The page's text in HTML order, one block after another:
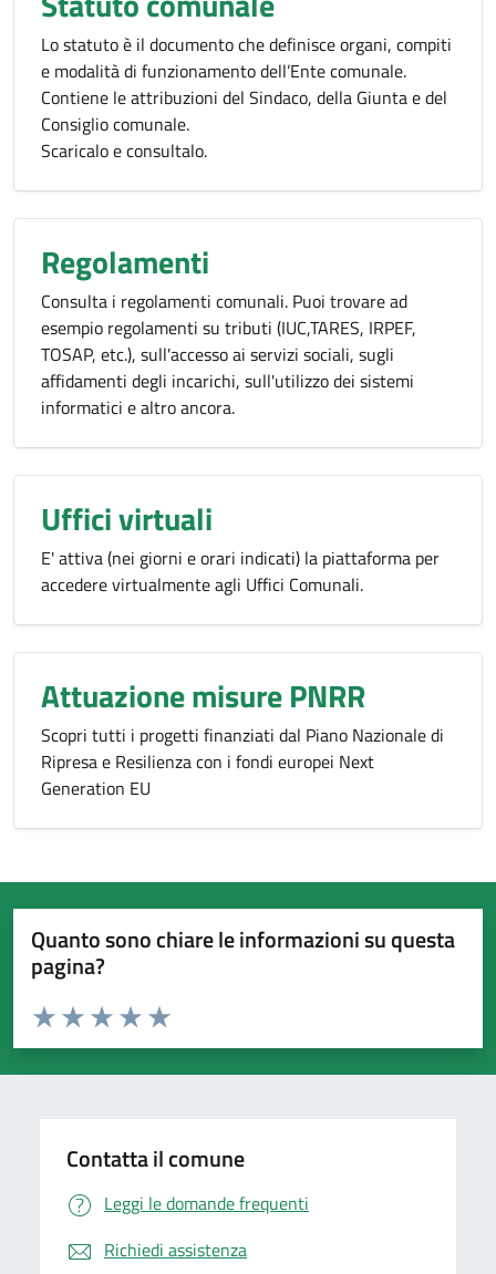
Lo statuto è il documento che definisce organi, compiti
e modalità di funzionamento dell’Ente comunale.
Contiene le attribuzioni del Sindaco, della Giunta e del
Consiglio comunale.
Scaricalo e consultalo.
Regolamenti
Consulta i regolamenti comunali. Puoi trovare ad
esempio regolamenti su tributi (IUC,TARES, IRPEF,
TOSAP, etc.), sull'accesso ai servizi sociali, sugli
affidamenti degli incarichi, sull'utilizzo dei sistemi
informatici e altro ancora.
Uffici virtuali
E' attiva (nei giorni e orari indicati) la piattaforma per
accedere virtualmente agli Uffici Comunali.
Attuazione misure PNRR
Scopri tutti i progetti finanziati dal Piano Nazionale di
Ripresa e Resilienza con i fondi europei Next
Generation EU
Quanto sono chiare le informazioni su questa
pagina?
Domanda
Valuta da 1 a 5 stelle la pagina
Valuta 5 stelle su 5
Valuta 4 stelle su 5
Valuta 3 stelle su 5
Valuta 2 stelle su 5
Valuta 1 stelle su 5
Contatta il comune
Leggi le domande frequenti
Richiedi assistenza